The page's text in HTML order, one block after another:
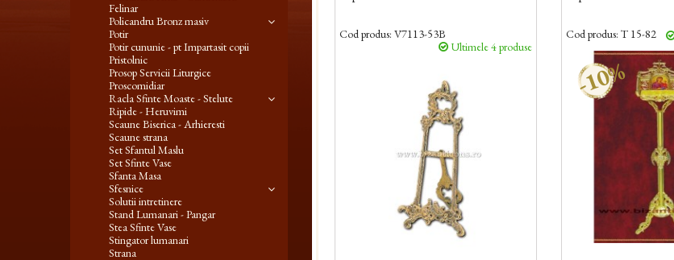
Felinar
Policandru Bronz masiv
Potir
Potir cununie - pt Impartasit copii
Pristolnic
Prosop Servicii Liturgice
Proscomidiar
Racla Sfinte Moaste - Stelute
Ripide - Heruvimi
Scaune Biserica - Arhieresti
Scaune strana
Set Sfantul Maslu
Set Sfinte Vase
Sfanta Masa
Sfesnice
Solutii intretinere
Stand Lumanari - Pangar
Stea Sfinte Vase
Stingator lumanari
Strana
Cod produs: V7113-53B
Ultimele 4 produse
Cod produs: T 15-82
-10%